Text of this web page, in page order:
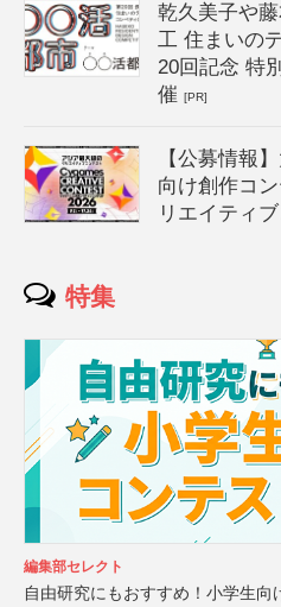
乾久美子や
工 住まいの
20回記念 特
催[PR]
【公募情報
向け創作コ
リエイティ
特集
編集部セレクト
自由研究にもおすすめ！小学生